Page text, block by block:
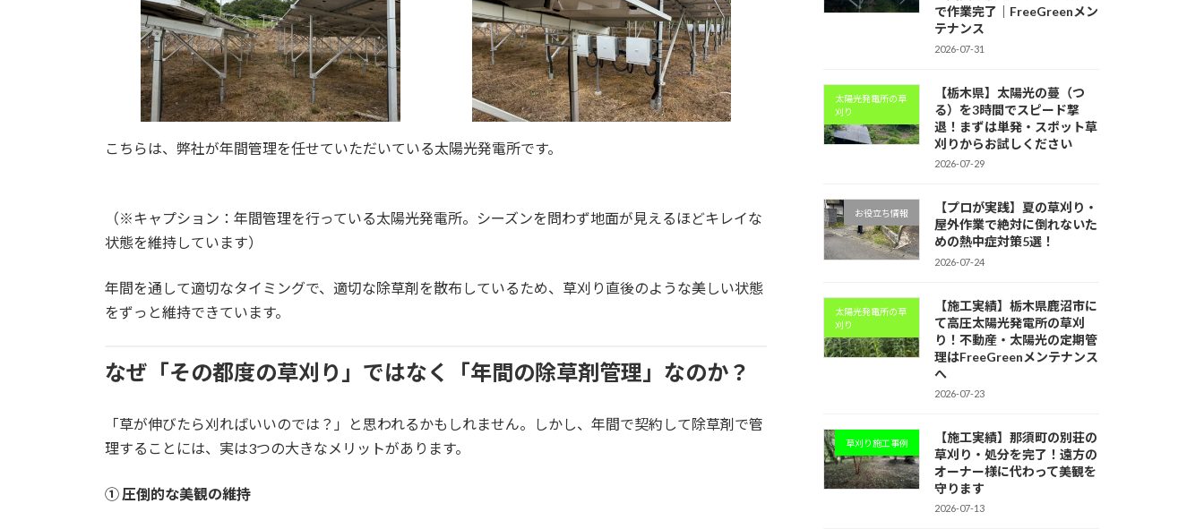
こちらは、弊社が年間管理を任せていただいている太陽光発電所です。
（※キャプション：年間管理を行っている太陽光発電所。シーズンを問わず地面が見えるほどキレイな
状態を維持しています）
年間を通して適切なタイミングで、適切な除草剤を散布しているため、草刈り直後のような美しい状態
をずっと維持できています。
なぜ「その都度の草刈り」ではなく「年間の除草剤管理」なのか？
「草が伸びたら刈ればいいのでは？」と思われるかもしれません。しかし、年間で契約して除草剤で管
理することには、実は3つの大きなメリットがあります。
① 圧倒的な美観の維持
で作業完了｜FreeGreenメン
テナンス
2026-07-31
太陽光発電所の草
刈り
【栃木県】太陽光の蔓（つ
る）を3時間でスピード撃
退！まずは単発・スポット草
刈りからお試しください
2026-07-29
お役立ち情報
【プロが実践】夏の草刈り・
屋外作業で絶対に倒れないた
めの熱中症対策5選！
2026-07-24
太陽光発電所の草
刈り
【施工実績】栃木県鹿沼市に
て高圧太陽光発電所の草刈
り！不動産・太陽光の定期管
理はFreeGreenメンテナンス
へ
2026-07-23
草刈り施工事例
【施工実績】那須町の別荘の
草刈り・処分を完了！遠方の
オーナー様に代わって美観を
守ります
2026-07-13